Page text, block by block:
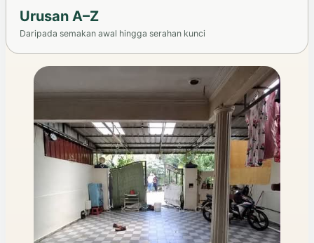
Urusan A–Z
Daripada semakan awal hingga serahan kunci